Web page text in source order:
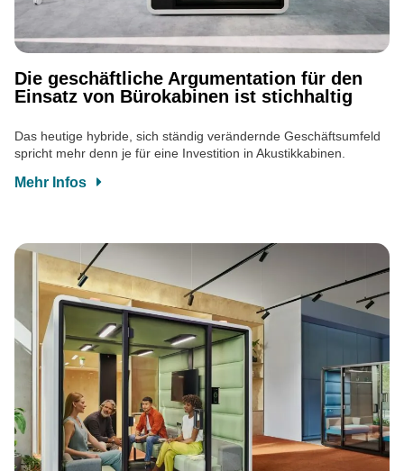
Die geschäftliche Argumentation für den
Einsatz von Bürokabinen ist stichhaltig
Das heutige hybride, sich ständig verändernde Geschäftsumfeld
spricht mehr denn je für eine Investition in Akustikkabinen.
Mehr Infos